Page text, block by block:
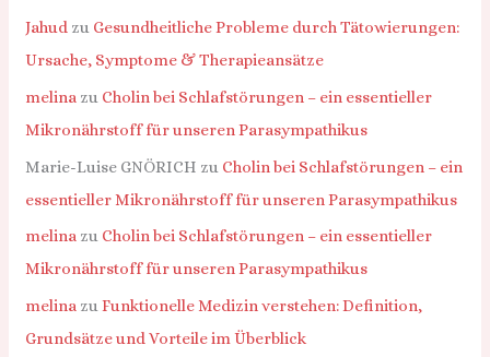
Jahud zu Gesundheitliche Probleme durch Tätowierungen:
Ursache, Symptome & Therapieansätze
melina zu Cholin bei Schlafstörungen – ein essentieller
Mikronährstoff für unseren Parasympathikus
Marie-Luise GNÖRICH zu Cholin bei Schlafstörungen – ein
essentieller Mikronährstoff für unseren Parasympathikus
melina zu Cholin bei Schlafstörungen – ein essentieller
Mikronährstoff für unseren Parasympathikus
melina zuFunktionelle Medizin verstehen: Definition,
Grundsätze und Vorteile im Überblick